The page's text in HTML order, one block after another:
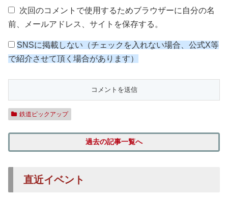
次回のコメントで使用するためブラウザーに自分の名
前、メールアドレス、サイトを保存する。
SNSに掲載しない（チェックを入れない場合、公式X等
で紹介させて頂く場合があります）
鉄道ピックアップ
過去の記事一覧へ
直近イベント